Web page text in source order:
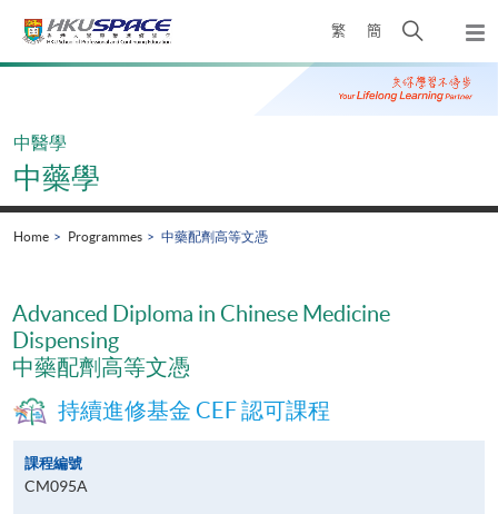
繁 簡
Open
search
panel
Main
中醫學
中藥學
Home Programmes 中藥配劑高等文憑
Advanced Diploma in Chinese Medicine
Dispensing
中藥配劑高等文憑
持續進修基金 CEF 認可課程
課程編號
CM095A